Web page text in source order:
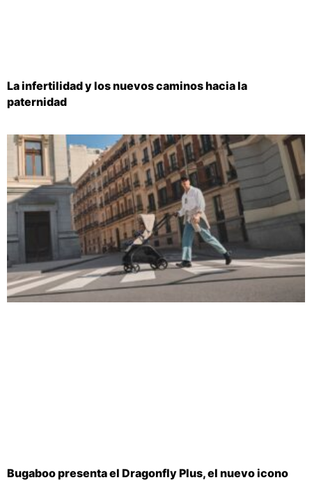
La infertilidad y los nuevos caminos hacia la
paternidad
Bugaboo presenta el Dragonfly Plus, el nuevo icono